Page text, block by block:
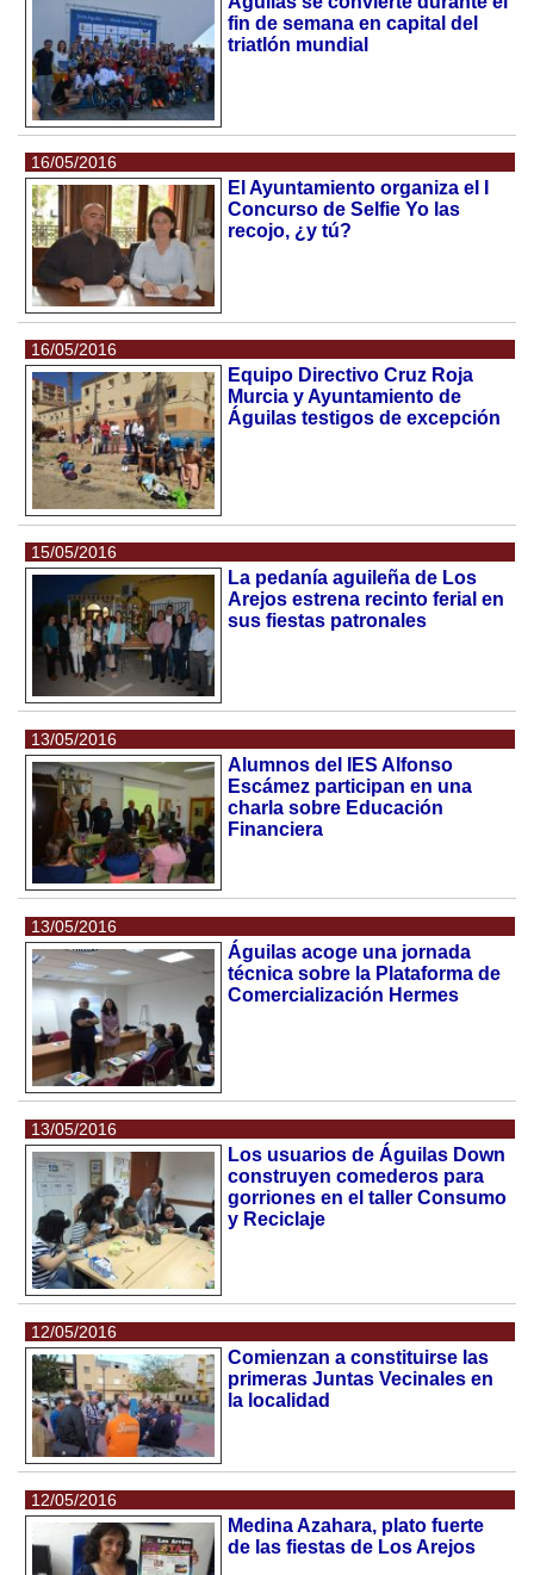
fin de semana en capital del
triatlón mundial
16/05/2016
El Ayuntamiento organiza el I
Concurso de Selfie Yo las
recojo, ¿y tú?
16/05/2016
Equipo Directivo Cruz Roja
Murcia y Ayuntamiento de
Águilas testigos de excepción
15/05/2016
La pedanía aguileña de Los
Arejos estrena recinto ferial en
sus fiestas patronales
13/05/2016
Alumnos del IES Alfonso
Escámez participan en una
charla sobre Educación
Financiera
13/05/2016
Águilas acoge una jornada
técnica sobre la Plataforma de
Comercialización Hermes
13/05/2016
Los usuarios de Águilas Down
construyen comederos para
gorriones en el taller Consumo
y Reciclaje
12/05/2016
Comienzan a constituirse las
primeras Juntas Vecinales en
la localidad
12/05/2016
Medina Azahara, plato fuerte
de las fiestas de Los Arejos